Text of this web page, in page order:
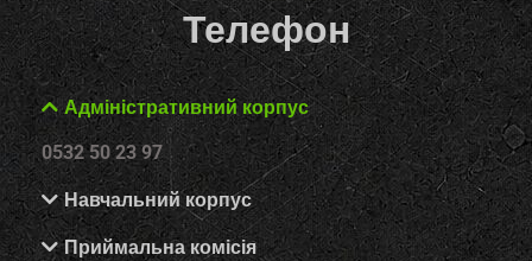
Телефон
Адміністративний корпус
0532 50 23 97
Навчальний корпус
Приймальна комісія